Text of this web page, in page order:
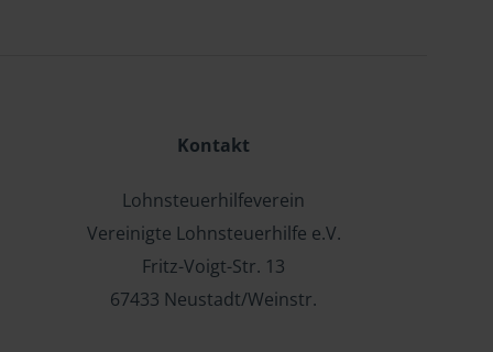
Kontakt
Lohnsteuerhilfeverein
Vereinigte Lohnsteuerhilfe e.V.
Fritz-Voigt-Str. 13
67433 Neustadt/Weinstr.